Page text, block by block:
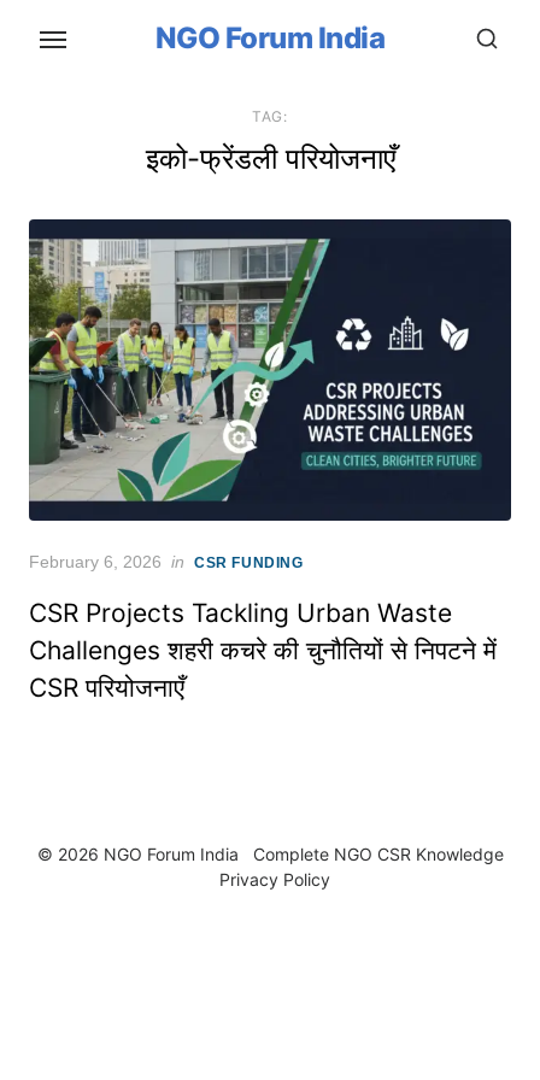
NGO Forum India
TAG:
इको-फ्रेंडली परियोजनाएँ
Posted
February 6, 2026 in CSR FUNDING
CSR Projects Tackling Urban Waste
Challenges शहरी कचरे की चुनौतियों से निपटने में
CSR परियोजनाएँ
© 2026 NGO Forum India Complete NGO CSR Knowledge
Privacy Policy